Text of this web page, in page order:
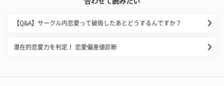
【Q&A】サークル内恋愛って破局したあとどうするんですか？
潜在的恋愛力を判定！ 恋愛偏差値診断